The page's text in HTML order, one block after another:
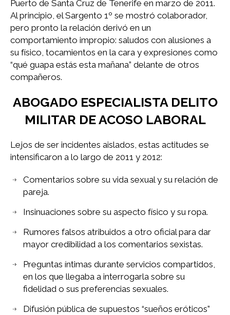
Puerto de Santa Cruz de Tenerife en marzo de 2011.
Al principio, el Sargento 1º se mostró colaborador,
pero pronto la relación derivó en un
comportamiento impropio: saludos con alusiones a
su físico, tocamientos en la cara y expresiones como
“qué guapa estás esta mañana” delante de otros
compañeros.
ABOGADO ESPECIALISTA DELITO
MILITAR DE ACOSO LABORAL
Lejos de ser incidentes aislados, estas actitudes se
intensificaron a lo largo de 2011 y 2012:
Comentarios sobre su vida sexual y su relación de
pareja.
Insinuaciones sobre su aspecto físico y su ropa.
Rumores falsos atribuidos a otro oficial para dar
mayor credibilidad a los comentarios sexistas.
Preguntas íntimas durante servicios compartidos,
en los que llegaba a interrogarla sobre su
fidelidad o sus preferencias sexuales.
Difusión pública de supuestos “sueños eróticos”